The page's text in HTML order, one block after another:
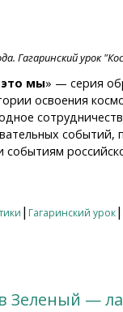
Гагаринский
мы» — серия
освоения
событий,
| Гагаринский урок|
Зеленый —